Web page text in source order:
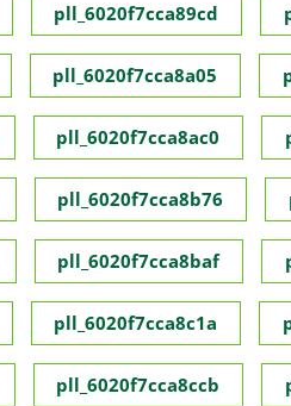
pll_6020f7cca89cd
pll_6020f7cca8a05
pll_6020f7cca8ac0
pll_6020f7cca8b76
pll_6020f7cca8baf
pll_6020f7cca8c1a
pll_6020f7cca8ccb